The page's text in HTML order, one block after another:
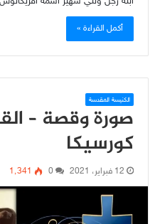
أكمل القراءة »
الكنيسة المقدسة
صورة وقصة –
كورسيكا
12 فبراير، 2021 0 1٬341